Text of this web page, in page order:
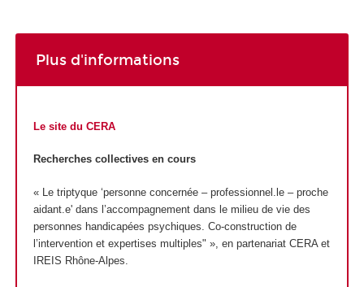
Plus d'informations
Le site du CERA
Recherches collectives en cours
« Le triptyque ‘personne concernée – professionnel.le – proche
aidant.e' dans l’accompagnement dans le milieu de vie des
personnes handicapées psychiques. Co-construction de
l’intervention et expertises multiples" », en partenariat CERA et
IREIS Rhône-Alpes.